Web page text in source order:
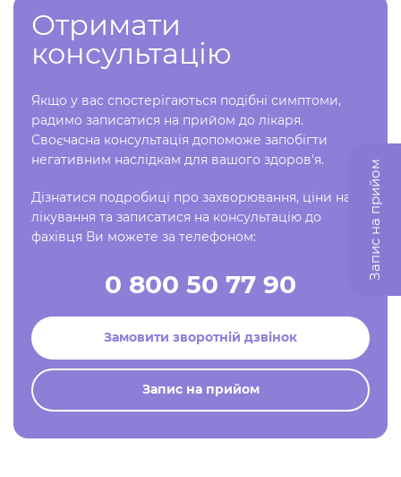
Отримати
консультацію
Якщо у вас спостерігаються подібні симптоми,
радимо записатися на прийом до лікаря.
Своєчасна консультація допоможе запобігти
негативним наслідкам для вашого здоров'я.
Дізнатися подробиці про захворювання, ціни на
лікування та записатися на консультацію до
фахівця Ви можете за телефоном:
0 800 50 77 90
Замовити зворотній дзвінок
Запис на прийом
Запис на прийом